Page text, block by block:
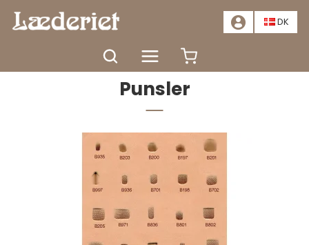
📣TILBUD - SPAR MINDST 20%. KLIK HER📣
DK
Værktøj Modellering
Punsler